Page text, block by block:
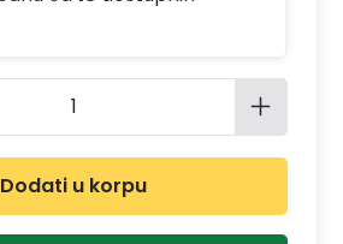
Unesite
Dodati u korpu